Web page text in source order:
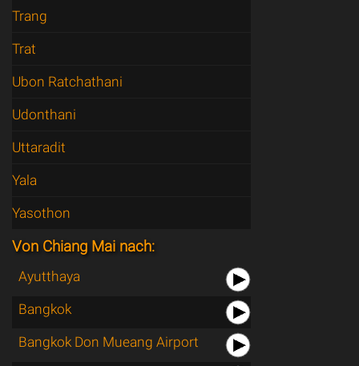
Trang
Trat
Ubon Ratchathani
Udonthani
Uttaradit
Yala
Yasothon
Von Chiang Mai nach:
Ayutthaya
Bangkok
Bangkok Don Mueang Airport